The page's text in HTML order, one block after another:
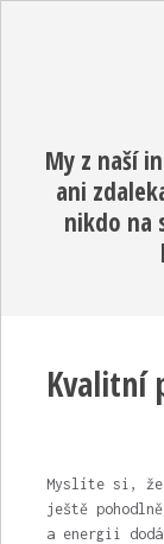
My z naší
ani
nikdo na
Kvalitní
Myslíte si,
ještě
a energii